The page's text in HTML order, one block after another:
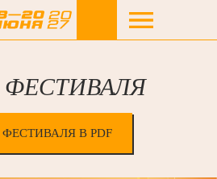
ФЕСТИВАЛЯ
В PDF